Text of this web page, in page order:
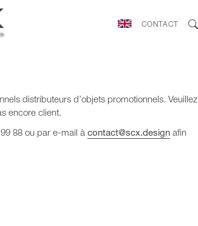
CONTACT
distributeurs d’objets promotionnels. Veuillez
encore client.
88 ou par e-mail à contact@scx.designafin